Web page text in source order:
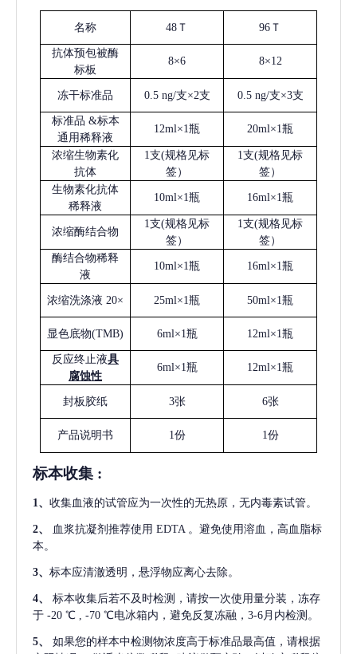
名称 48Ｔ 96Ｔ
抗体预包被酶
标板
8×6 8×12
冻干标准品 0.5 ng/支×2支 0.5 ng/支×3支
标准品 &标本
通用稀释液
12ml×1瓶 20ml×1瓶
浓缩生物素化
抗体
1支(规格见标
签）
1支(规格见标
签）
生物素化抗体
稀释液
10ml×1瓶 16ml×1瓶
浓缩酶结合物
1支(规格见标
签）
1支(规格见标
签）
酶结合物稀释
液
10ml×1瓶 16ml×1瓶
浓缩洗涤液 20× 25ml×1瓶 50ml×1瓶
显色底物(TMB) 6ml×1瓶 12ml×1瓶
反应终止液具
腐蚀性
6ml×1瓶 12ml×1瓶
封板胶纸 3张 6张
产品说明书 1份 1份
标本收集 :
1、 收集血液的试管应为一次性的无热原，无内毒素试管。
2、 血浆抗凝剂推荐使用 EDTA 。避免使用溶血，高血脂标
本。
3、 标本应清澈透明，悬浮物应离心去除。
4、
标本收集后若不及时检测，请按一次使用量分装，冻存
于 -20 ℃ , -70 ℃电冰箱内，避免反复冻融，3-6月内检测。
5、
如果您的样本中检测物浓度高于标准品最高值，请根据